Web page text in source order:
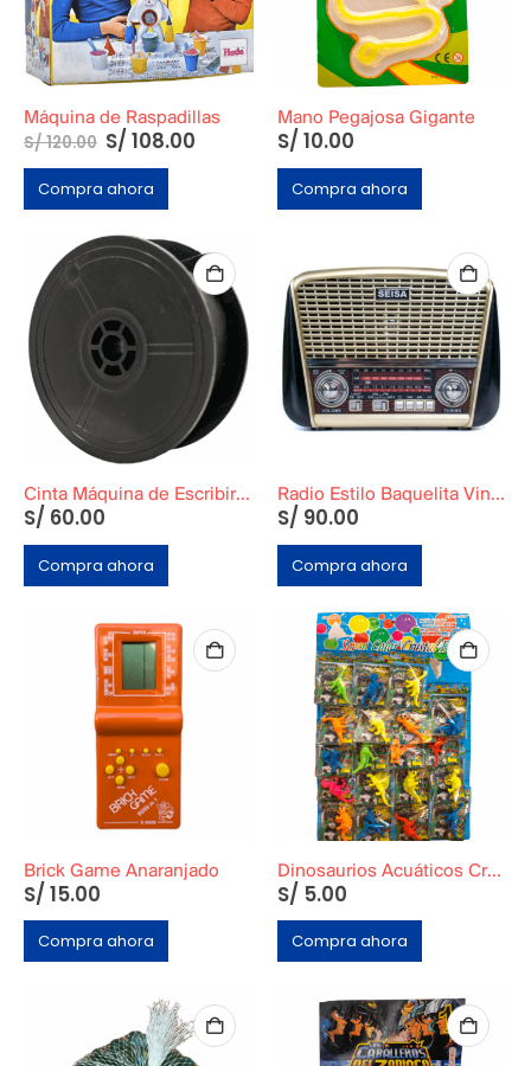
Máquina de Raspadillas
S/120.00 S/ 108.00
Compra ahora
Mano Pegajosa Gigante
S/ 10.00
Compra ahora
Cinta Máquina de Escribir 5 metros
S/ 60.00
Compra ahora
Radio Estilo Baquelita Vintage Dorado
S/ 90.00
Compra ahora
Brick Game Anaranjado
S/ 15.00
Compra ahora
Dinosaurios Acuáticos Crecen 600%
S/ 5.00
Compra ahora